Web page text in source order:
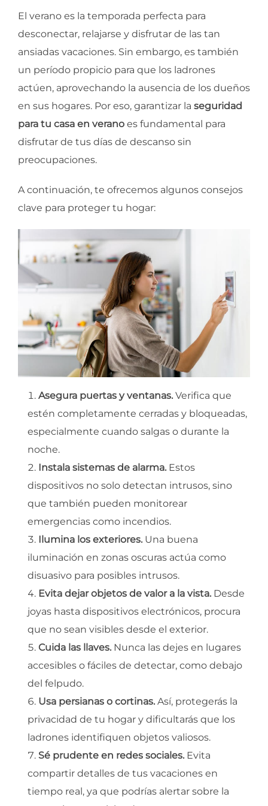
El verano es la temporada perfecta para
desconectar, relajarse y disfrutar de las tan
ansiadas vacaciones. Sin embargo, es también
un período propicio para que los ladrones
actúen, aprovechando la ausencia de los dueños
en sus hogares. Por eso, garantizar la seguridad
para tu casa en verano es fundamental para
disfrutar de tus días de descanso sin
preocupaciones.
A continuación, te ofrecemos algunos consejos
clave para proteger tu hogar:
Asegura puertas y ventanas. Verifica que
estén completamente cerradas y bloqueadas,
especialmente cuando salgas o durante la
noche.
Instala sistemas de alarma. Estos
dispositivos no solo detectan intrusos, sino
que también pueden monitorear
emergencias como incendios.
Ilumina los exteriores. Una buena
iluminación en zonas oscuras actúa como
disuasivo para posibles intrusos.
Evita dejar objetos de valor a la vista. Desde
joyas hasta dispositivos electrónicos, procura
que no sean visibles desde el exterior.
Cuida las llaves. Nunca las dejes en lugares
accesibles o fáciles de detectar, como debajo
del felpudo.
Usa persianas o cortinas. Así, protegerás la
privacidad de tu hogar y dificultarás que los
ladrones identifiquen objetos valiosos.
Sé prudente en redes sociales. Evita
compartir detalles de tus vacaciones en
tiempo real, ya que podrías alertar sobre la